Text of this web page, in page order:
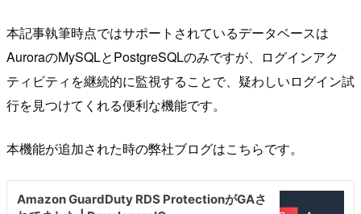
本記事執筆時点ではサポートされているデータベースは
AuroraのMySQLとPostgreSQLのみですが、ログインアク
ティビティを継続的に監視することで、疑わしいログイン試
行を見つけてくれる便利な機能です。
本機能が追加された時の弊社ブログはこちらです。